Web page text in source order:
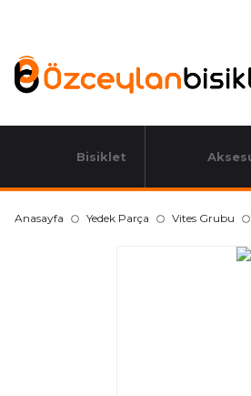
Bisiklet
Anasayfa Yedek Parça Vites Grubu